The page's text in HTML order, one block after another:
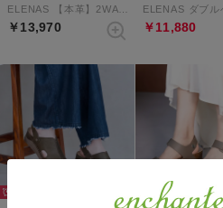
ELENAS 【本革】2WAYミュールスリングバックサンダル （ダークグレージュ）
￥13,970 ￥11,880
22%